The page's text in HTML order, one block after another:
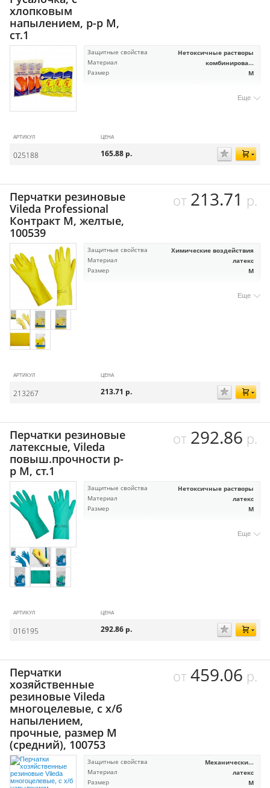
хлопковым
напылением, р-р М,
ст.1
Защитные свойства Нетоксичные растворы
Материал комбинирова...
Размер M
Еще
АРТИКУЛ ЦЕНА
025188 165.88 р.
Перчатки резиновые
Vileda Professional
Контракт M, желтые,
100539
от 213.71 р.
Защитные свойства Химические воздействия
Материал латекс
Размер M
Еще
АРТИКУЛ ЦЕНА
213267 213.71 р.
Перчатки резиновые
латексные, Vileda
повыш.прочности р-
р М, ст.1
от 292.86 р.
Защитные свойства Нетоксичные растворы
Материал латекс
Размер M
Еще
АРТИКУЛ ЦЕНА
016195 292.86 р.
Перчатки
хозяйственные
резиновые Vileda
многоцелевые, с х/б
напылением,
прочные, размер M
(средний), 100753
от 459.06 р.
Защитные свойства Механически...
Материал латекс
Размер M